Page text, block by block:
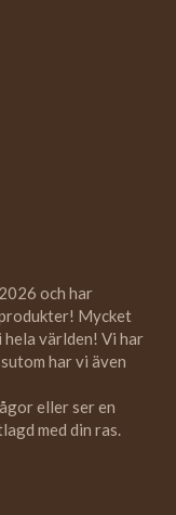
och har
Mycket
världen! Vi har
har vi även
eller ser en
med din ras.